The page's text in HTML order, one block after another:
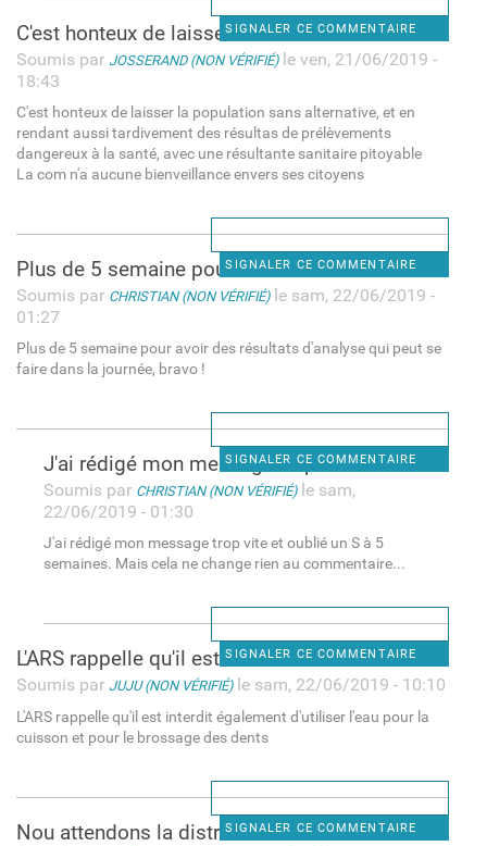
SIGNALER CE COMMENTAIRE
C'est honteux de laisser la
Soumis par JOSSERAND (NON VÉRIFIÉ)le ven, 21/06/2019 -
18:43
C'est honteux de laisser la population sans alternative, et en
rendant aussi tardivement des résultas de prélèvements
dangereux à la santé, avec une résultante sanitaire pitoyable
La com n'a aucune bienveillance envers ses citoyens
SIGNALER CE COMMENTAIRE
Plus de 5 semaine pour avoir
Soumis par CHRISTIAN (NON VÉRIFIÉ)le sam, 22/06/2019 -
01:27
Plus de 5 semaine pour avoir des résultats d'analyse qui peut se
faire dans la journée, bravo !
SIGNALER CE COMMENTAIRE
J'ai rédigé mon message trop
Soumis par CHRISTIAN (NON VÉRIFIÉ)le sam,
22/06/2019 - 01:30
J'ai rédigé mon message trop vite et oublié un S à 5
semaines. Mais cela ne change rien au commentaire...
SIGNALER CE COMMENTAIRE
L'ARS rappelle qu'il est
Soumis par JUJU (NON VÉRIFIÉ)le sam, 22/06/2019 - 10:10
L'ARS rappelle qu'il est interdit également d'utiliser l'eau pour la
cuisson et pour le brossage des dents
SIGNALER CE COMMENTAIRE
Nou attendons la distribution